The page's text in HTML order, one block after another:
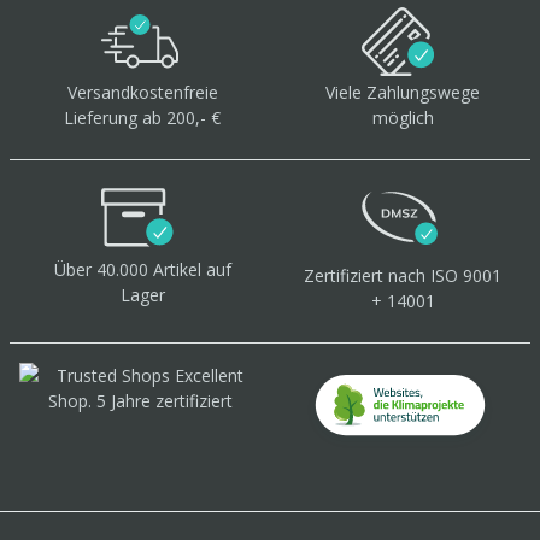
Versandkostenfreie
Lieferung ab 200,- €
Viele Zahlungswege
möglich
Über 40.000 Artikel auf
Lager
Zertifiziert nach ISO 9001
+ 14001